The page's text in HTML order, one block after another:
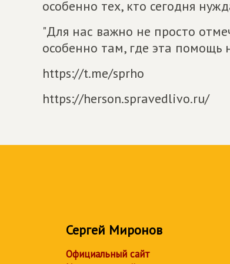
особенно тех, кто сегодня
"Для нас важно не просто
особенно там, где эта помощь
https://t.me/sprho
https://herson.spravedlivo.ru/
Сергей Миронов
Официальный сайт